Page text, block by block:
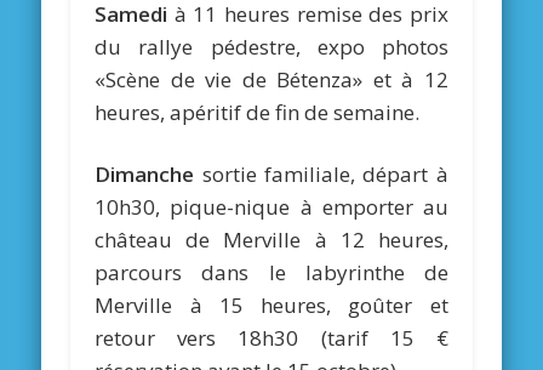
Samedi à 11 heures remise des prix
du rallye pédestre, expo photos
«Scène de vie de Bétenza» et à 12
heures, apéritif de fin de semaine.
Dimanche sortie familiale, départ à
10h30, pique-nique à emporter au
château de Merville à 12 heures,
parcours dans le labyrinthe de
Merville à 15 heures, goûter et
retour vers 18h30 (tarif 15 €